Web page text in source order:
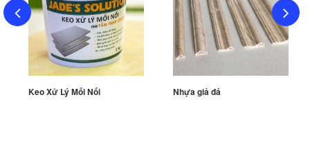
Keo Xử Lý Mối Nối Nhựa giả đá